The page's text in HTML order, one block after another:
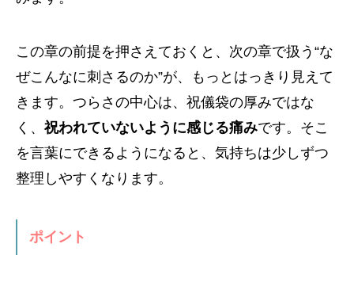
この章の前提を押さえておくと、次の章で扱う“な
ぜこんなに刺さるのか”が、もっとはっきり見えて
きます。つらさの中心は、祝儀袋の厚みではな
く、 祝われていないように感じる痛みです。そこ
を言葉にできるようになると、気持ちは少しずつ
整理しやすくなります。
ポイント